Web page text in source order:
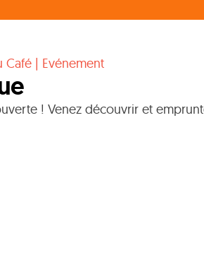
Café | Evénement
! Venez découvrir et